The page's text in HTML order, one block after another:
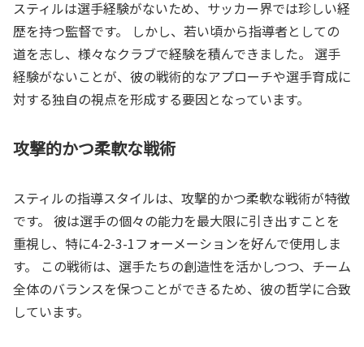
スティルは選手経験がないため、サッカー界では珍しい経
歴を持つ監督です。 しかし、若い頃から指導者としての
道を志し、様々なクラブで経験を積んできました。 選手
経験がないことが、彼の戦術的なアプローチや選手育成に
対する独自の視点を形成する要因となっています。
攻撃的かつ柔軟な戦術
スティルの指導スタイルは、攻撃的かつ柔軟な戦術が特徴
です。 彼は選手の個々の能力を最大限に引き出すことを
重視し、特に4-2-3-1フォーメーションを好んで使用しま
す。 この戦術は、選手たちの創造性を活かしつつ、チーム
全体のバランスを保つことができるため、彼の哲学に合致
しています。